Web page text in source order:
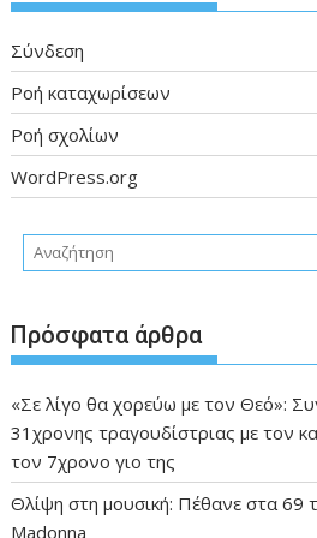
Σύνδεση
Ροή καταχωρίσεων
Ροή σχολίων
WordPress.org
Πρόσφατα άρθρα
«Σε λίγο θα χορεύω με τον Θεό»:
31χρονης τραγουδίστριας με τον
τον 7χρονο γιο της
Θλίψη στη μουσική: Πέθανε στα
Madonna